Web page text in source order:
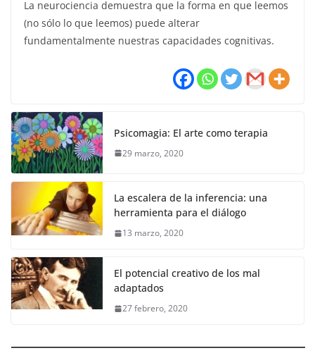
La neurociencia demuestra que la forma en que leemos
(no sólo lo que leemos) puede alterar
fundamentalmente nuestras capacidades cognitivas.
Psicomagia: El arte como terapia
29 marzo, 2020
La escalera de la inferencia: una
herramienta para el diálogo
13 marzo, 2020
El potencial creativo de los mal
adaptados
27 febrero, 2020